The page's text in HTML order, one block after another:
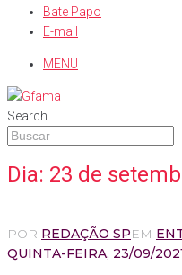
Bate Papo
E-mail
MENU
Search
Dia: 23 de
POR REDAÇÃO SPEM
QUINTA-FEIRA, 23/09/